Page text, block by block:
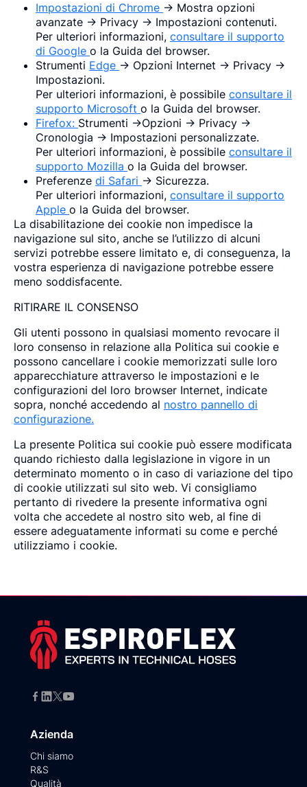
Impostazioni di Chrome -> Mostra opzioni
avanzate -> Privacy -> Impostazioni contenuti.
Per ulteriori informazioni, consultare il supporto
di Google o la Guida del browser.
Strumenti Edge -> Opzioni Internet -> Privacy ->
Impostazioni.
Per ulteriori informazioni, è possibile consultare il
supporto Microsoft o la Guida del browser.
Firefox: Strumenti ->Opzioni -> Privacy ->
Cronologia -> Impostazioni personalizzate.
Per ulteriori informazioni, è possibile consultare il
supporto Mozilla o la Guida del browser.
Preferenze di Safari -> Sicurezza.
Per ulteriori informazioni, consultare il supporto
Apple o la Guida del browser.
La disabilitazione dei cookie non impedisce la
navigazione sul sito, anche se l’utilizzo di alcuni
servizi potrebbe essere limitato e, di conseguenza, la
vostra esperienza di navigazione potrebbe essere
meno soddisfacente.
RITIRARE IL CONSENSO
Gli utenti possono in qualsiasi momento revocare il
loro consenso in relazione alla Politica sui cookie e
possono cancellare i cookie memorizzati sulle loro
apparecchiature attraverso le impostazioni e le
configurazioni del loro browser Internet, indicate
sopra, nonché accedendo al nostro pannello di
configurazione.
La presente Politica sui cookie può essere modificata
quando richiesto dalla legislazione in vigore in un
determinato momento o in caso di variazione del tipo
di cookie utilizzati sul sito web. Vi consigliamo
pertanto di rivedere la presente informativa ogni
volta che accedete al nostro sito web, al fine di
essere adeguatamente informati su come e perché
utilizziamo i cookie.
Azienda
Chi siamo
R&S
Qualità